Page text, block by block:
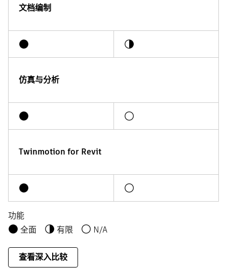
文档编制
仿真与分析
Twinmotion for Revit
查看深入比较
功能
全面
有限 N/A